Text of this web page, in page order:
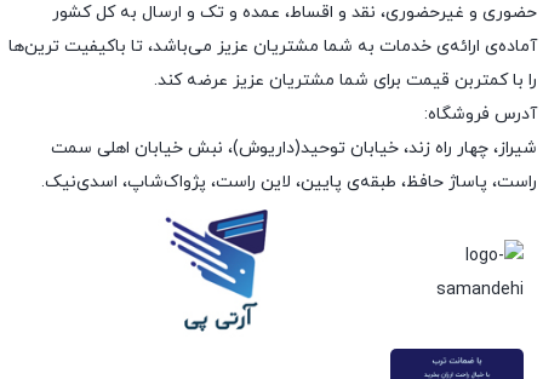
حضوری و غیرحضوری، نقد و اقساط، عمده و تک و ارسال به کل کشور
آماده‌ی ارائه‌ی خدمات به شما مشتریان عزیز می‌باشد، تا باکیفیت ترین‌ها
را با کمتربن قیمت برای شما مشتریان عزیز عرضه کند.
آدرس فروشگاه:
شیراز، چهار راه زند، خیابان توحید(داریوش)، نبش خیابان اهلی سمت
راست، پاساژ حافظ، طبقه‌ی پایین، لاین راست، پژواک‌شاپ، اسدی‌نیک.